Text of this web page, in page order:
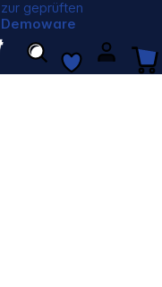
zur geprüften
Demoware